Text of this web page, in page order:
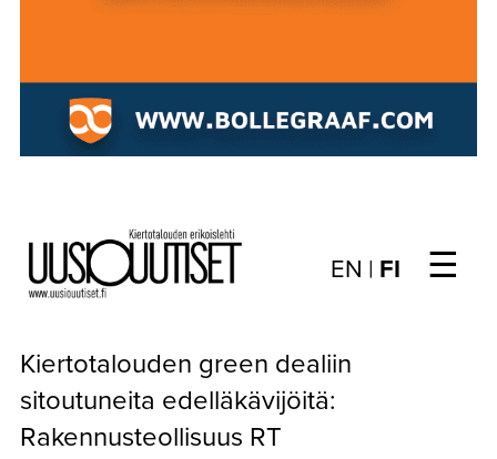
Choose
kieli:
EN | FI ☰
ARTIKKELIT
KIRJAUTUMINEN
Kiertotalouden green dealiin
sitoutuneita edelläkävijöitä:
Rakennusteollisuus RT